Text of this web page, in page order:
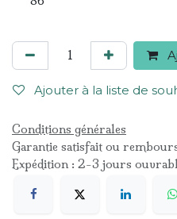
Ajouter à la liste de
Conditions générales
Garantie satisfait ou
Expédition : 2-3 jours